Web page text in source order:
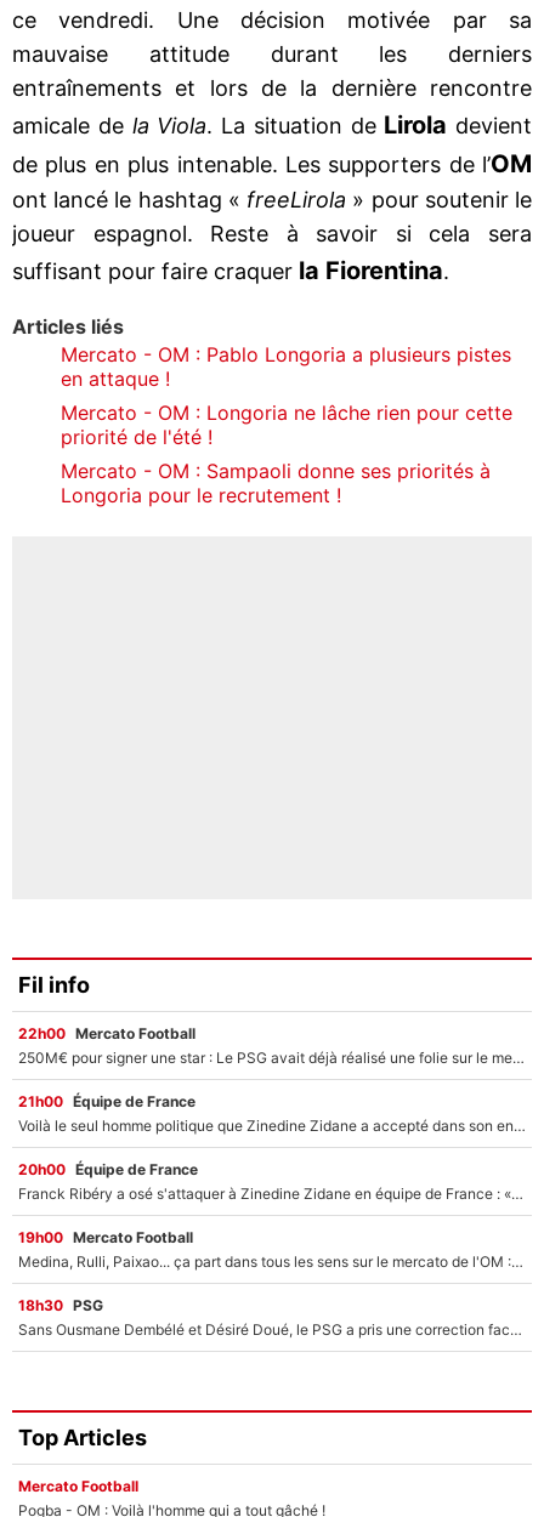
ce vendredi. Une décision motivée par sa
mauvaise attitude durant les derniers
entraînements et lors de la dernière rencontre
amicale de la Viola. La situation de Lirola devient
de plus en plus intenable. Les supporters de l’OM
ont lancé le hashtag « freeLirola » pour soutenir le
joueur espagnol. Reste à savoir si cela sera
suffisant pour faire craquer la Fiorentina.
Articles liés
Mercato - OM : Pablo Longoria a plusieurs pistes
en attaque !
Mercato - OM : Longoria ne lâche rien pour cette
priorité de l'été !
Mercato - OM : Sampaoli donne ses priorités à
Longoria pour le recrutement !
Fil info
22h00 Mercato Football
250M€ pour signer une star : Le PSG avait déjà réalisé une folie sur le mercato bien avant Neymar !
21h00 Équipe de France
Voilà le seul homme politique que Zinedine Zidane a accepté dans son entourage : «Je garde un très bon souvenir de lui»
20h00 Équipe de France
Franck Ribéry a osé s'attaquer à Zinedine Zidane en équipe de France : «Je n'aurais jamais fait ça»
19h00 Mercato Football
Medina, Rulli, Paixao... ça part dans tous les sens sur le mercato de l'OM : Frank McCourt va enfin récupérer l'argent qu'il attend ?
18h30 PSG
Sans Ousmane Dembélé et Désiré Doué, le PSG a pris une correction face à Majorque : Luis Enrique attend avec impatience des renforts !
Top Articles
Mercato Football
Pogba - OM : Voilà l'homme qui a tout gâché !